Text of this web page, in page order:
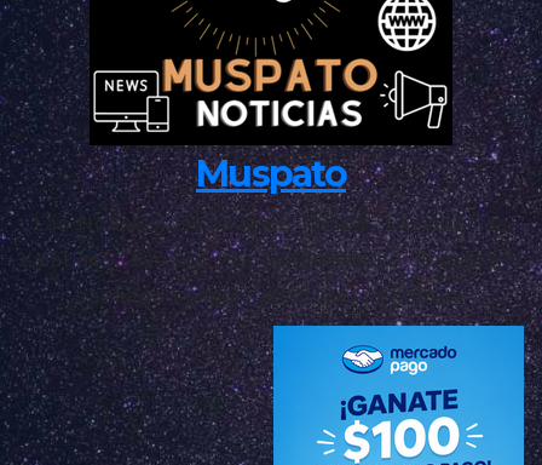
Muspato
Las Noticias del Valle de Toluca, Las noticias
Xalatlaco, Las noticias tianguistenco de galeana
santiago tianguistenco méx. Enterate